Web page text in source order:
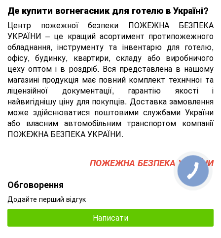
Де купити вогнегасник для готелю в Україні?
Центр пожежної безпеки ПОЖЕЖНА БЕЗПЕКА
УКРАЇНИ – це кращий асортимент протипожежного
обладнання, інструменту та інвентарю для готелю,
офісу, будинку, квартири, складу або виробничого
цеху оптом і в роздріб. Вся представлена ​​в нашому
магазині продукція має повний комплект технічної та
ліцензійної документації, гарантію якості і
найвигіднішу ціну для покупців. Доставка замовлення
може здійснюватися поштовими службами України
або власним автомобільним транспортом компанії
ПОЖЕЖНА БЕЗПЕКА УКРАЇНИ.
ПОЖЕЖНА БЕЗПЕКА УКРАЇНИ
Обговорення
Додайте перший відгук
Написати